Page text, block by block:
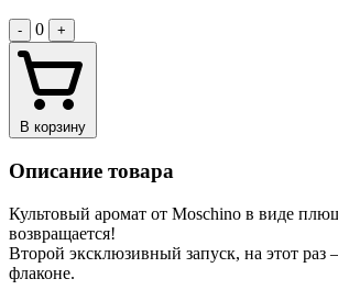
- 0 +
В корзину
Описание товара
Культовый аромат от Moschino в виде
возвращается!
Второй эксклюзивный запуск, на этот раз
флаконе.